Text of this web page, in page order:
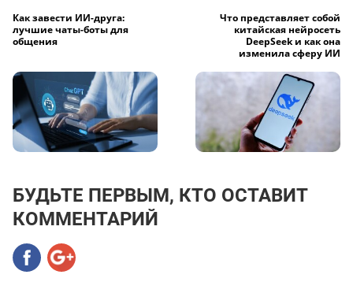
Как завести ИИ-друга:
лучшие чаты-боты для
общения
Что представляет собой
китайская нейросеть
DeepSeek и как она
изменила сферу ИИ
БУДЬТЕ ПЕРВЫМ, КТО ОСТАВИТ
КОММЕНТАРИЙ